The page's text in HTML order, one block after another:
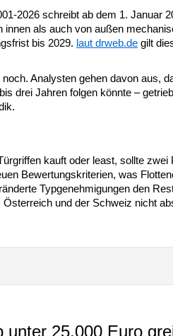
2026 schreibt ab dem 1. Januar
als auch von außen
bis 2029. laut drweb.de gilt
Analysten gehen davon aus,
drei Jahren folgen könnte –
kauft oder least, sollte
Bewertungskriterien, was
Typgenehmigungen den
und der Schweiz nicht
25.000 Euro